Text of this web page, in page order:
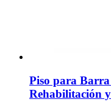
Piso para
Rehabilitación